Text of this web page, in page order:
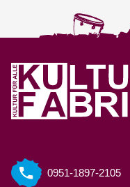
0951-1897-2105